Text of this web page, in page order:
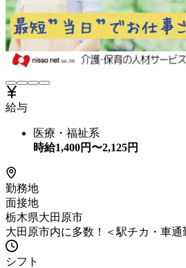
給与
医療・福祉系
時給1,400円〜2,125円
勤務地
面接地
栃木県大田原市
大田原市内に多数！＜駅チカ・車通
シフト